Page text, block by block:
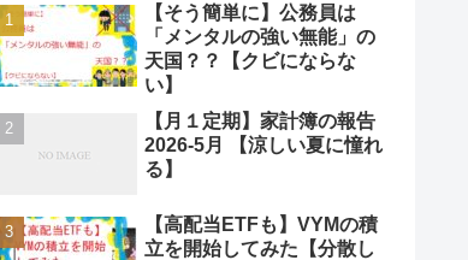
【そう簡単に】公務員は
「メンタルの強い無能」の
天国？？【クビにならな
い】
【月１定期】家計簿の報告
2026-5月 【涼しい夏に憧れ
る】
【高配当ETFも】VYMの積
立を開始してみた【分散し